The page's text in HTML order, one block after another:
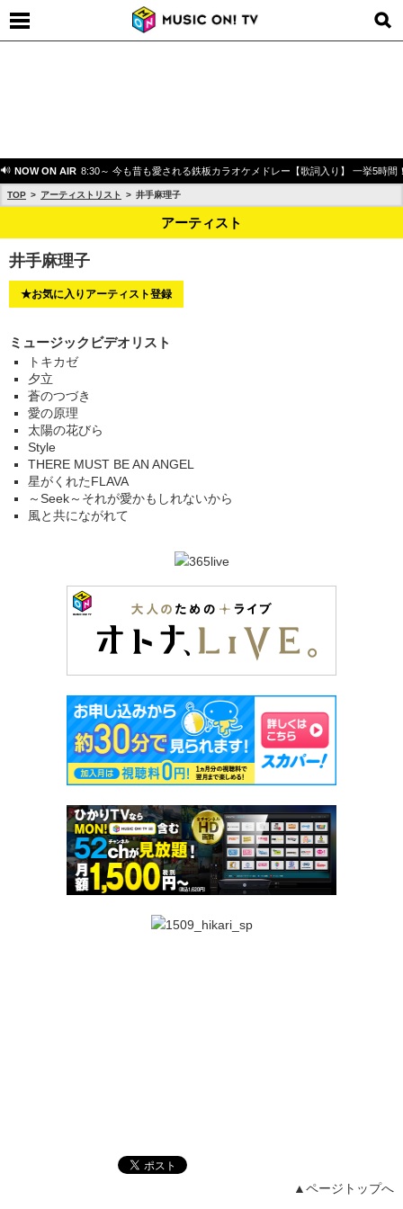
NOW ON AIR 8:30～ 今も昔も愛される鉄板カラオケメドレー【歌詞入り】 一挙5時間
TOP アーティストリスト 井手麻理子
アーティスト
井手麻理子
★お気に入りアーティスト登録
ミュージックビデオリスト
トキカゼ
夕立
蒼のつづき
愛の原理
太陽の花びら
Style
THERE MUST BE AN ANGEL
星がくれたFLAVA
～Seek～それが愛かもしれないから
風と共にながれて
▲ページトップへ